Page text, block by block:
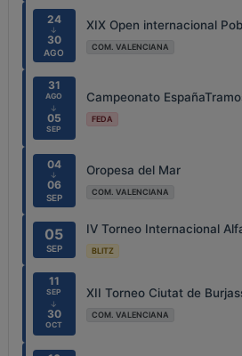
24
↓
30
AGO
XIX Open internacional
COM. VALENCIANA
31
AGO
↓
05
SEP
Campeonato
FEDA
04
↓
06
SEP
Oropesa del Mar
COM. VALENCIANA
05
SEP
IV Torneo Internacional
BLITZ
11
SEP
↓
30
OCT
XII Torneo Ciutat de
COM. VALENCIANA